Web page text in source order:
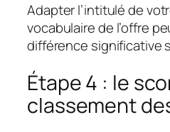
Adapter l’intitulé de
vocabulaire de l’offre
différence significative
Étape 4 : le
classement